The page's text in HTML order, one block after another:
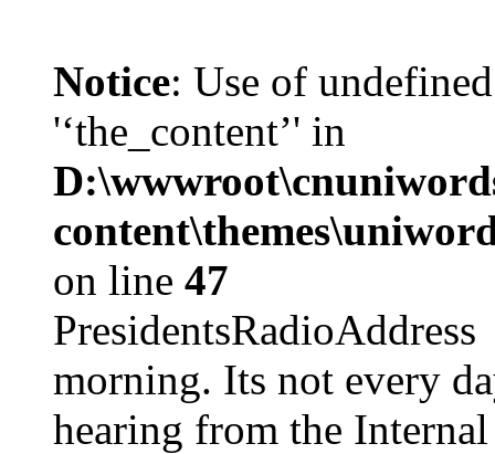
Notice: Use of
'‘the_content’' in
on line 47
morning. Its not every
hearing from the